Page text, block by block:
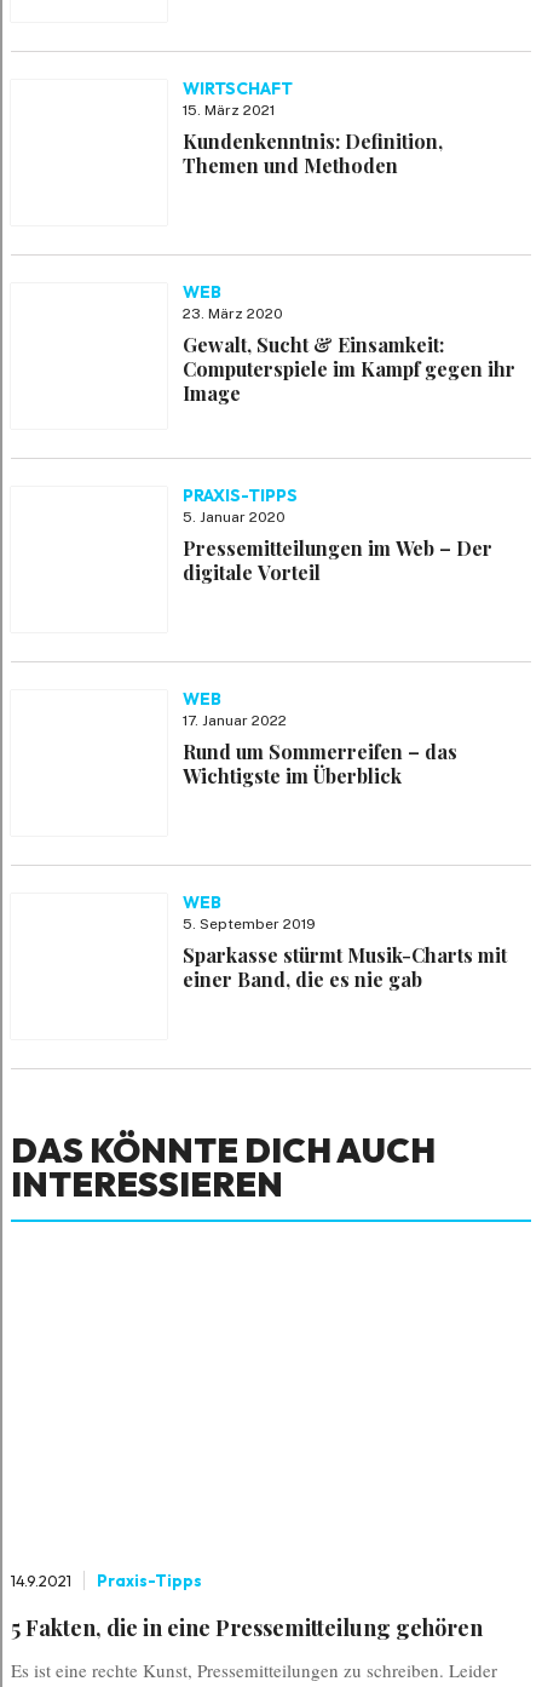
WIRTSCHAFT
15. März 2021
Kundenkenntnis: Definition,
Themen und Methoden
WEB
23. März 2020
Gewalt, Sucht & Einsamkeit:
Computerspiele im Kampf gegen ihr
Image
PRAXIS-TIPPS
5. Januar 2020
Pressemitteilungen im Web – Der
digitale Vorteil
WEB
17. Januar 2022
Rund um Sommerreifen – das
Wichtigste im Überblick
WEB
5. September 2019
Sparkasse stürmt Musik-Charts mit
einer Band, die es nie gab
DAS KÖNNTE DICH AUCH
INTERESSIEREN
14.9.2021 Praxis-Tipps
5 Fakten, die in eine Pressemitteilung gehören
Es ist eine rechte Kunst, Pressemitteilungen zu schreiben. Leider